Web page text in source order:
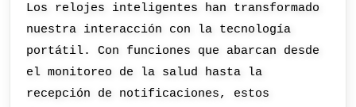
Los relojes inteligentes han transformado
nuestra interacción con la tecnología
portátil. Con funciones que abarcan desde
el monitoreo de la salud hasta la
recepción de notificaciones, estos